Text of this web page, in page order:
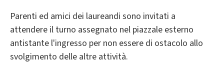
Parenti ed amici dei laureandi sono invitati a
attendere il turno assegnato nel piazzale esterno
antistante l'ingresso per non essere di ostacolo allo
svolgimento delle altre attività.